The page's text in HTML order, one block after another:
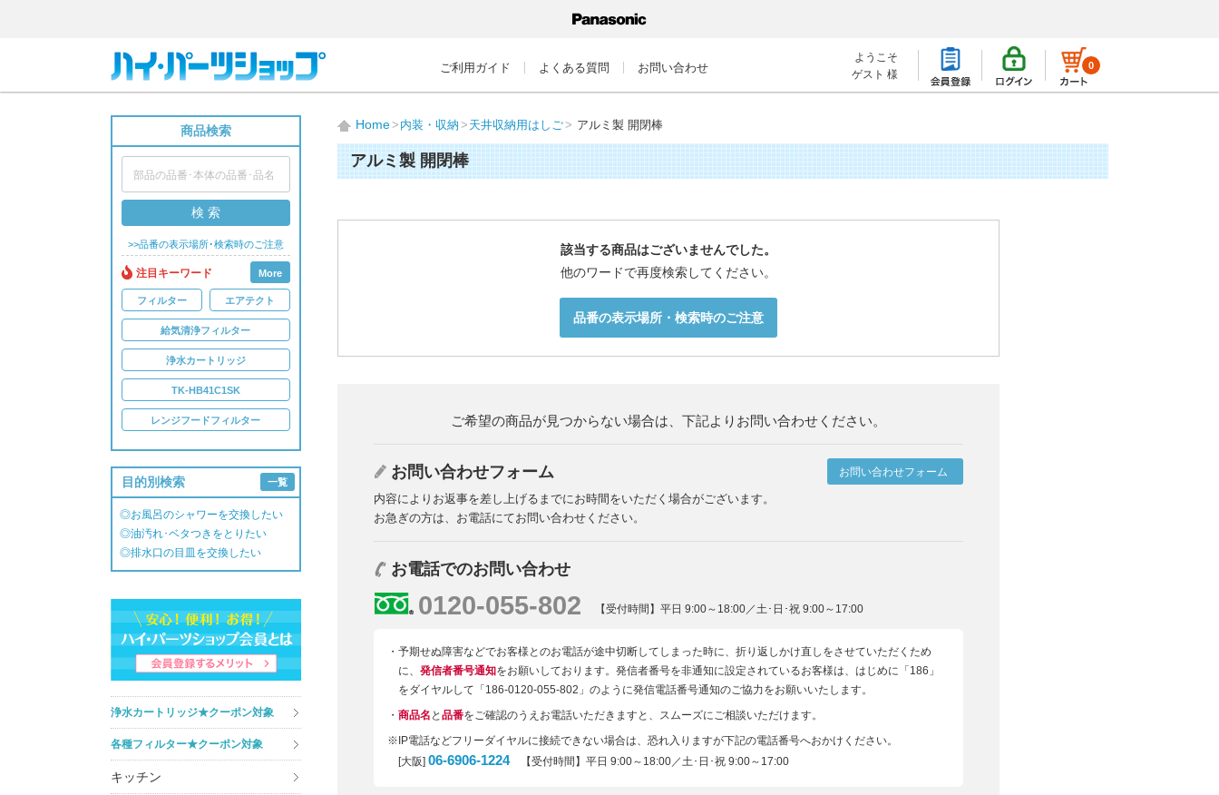
ご利用ガイド よくある質問 お問い合わせ
ようこそ
ゲスト 様
0
商品検索
検 索
>>品番の表示場所･検索時のご注意
注目キーワード More
フィルター エアテクト
給気清浄フィルター
浄水カートリッジ
TK-HB41C1SK
レンジフードフィルター
目的別検索 一覧
◎お風呂のシャワーを交換したい
◎油汚れ･ベタつきをとりたい
◎排水口の目皿を交換したい
浄水カートリッジ★クーポン対象
各種フィルター★クーポン対象
キッチン
Home 内装・収納 天井収納用はしご アルミ製 開閉棒
アルミ製 開閉棒
該当する商品はございませんでした。
他のワードで再度検索してください。
品番の表示場所・検索時のご注意
ご希望の商品が見つからない場合は、 下記よりお問い合わせください。
お問い合わせフォーム お問い合わせフォーム
内容によりお返事を差し上げるまでにお時間をいただく場合がございます。
お急ぎの方は、お電話にてお問い合わせください。
お電話でのお問い合わせ
0120-055-802 【受付時間】平日 9:00～18:00／土･日･祝 9:00～17:00
・予期せぬ障害などでお客様とのお電話が途中切断してしまった時に、折り返しかけ直しをさせていただくため
に、 発信者番号通知をお願いしております。発信者番号を非通知に設定されているお客様は、はじめに「186」
をダイヤルして「186-0120-055-802」のように発信電話番号通知のご協力をお願いいたします。
・ 商品名 と 品番をご確認のうえお電話いただきますと、スムーズにご相談いただけます。
※IP電話などフリーダイヤルに接続できない場合は、恐れ入りますが下記の電話番号へおかけください。
[大阪] 06-6906-1224 【受付時間】平日 9:00～18:00／土･日･祝 9:00～17:00